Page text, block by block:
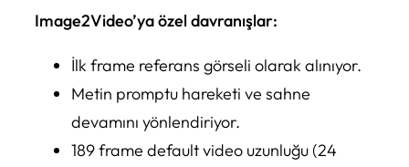
Image2Video’ya özel davranışlar:
İlk frame referans görseli olarak alınıyor.
Metin promptu hareketi ve sahne
devamını yönlendiriyor.
189 frame default video uzunluğu (24